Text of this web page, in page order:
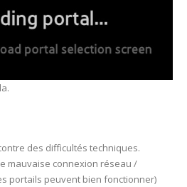
des difficultés techniques.
mauvaise connexion réseau /
portails peuvent bien fonctionner)